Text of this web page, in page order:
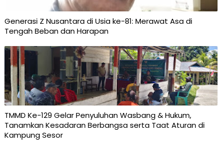
Generasi Z Nusantara di Usia ke-81: Merawat Asa di
Tengah Beban dan Harapan
TMMD Ke-129 Gelar Penyuluhan Wasbang & Hukum,
Tanamkan Kesadaran Berbangsa serta Taat Aturan di
Kampung Sesor